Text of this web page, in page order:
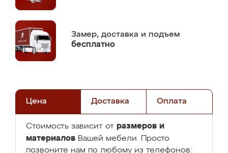
Замер, доставка и подъем
бесплатно
Цена Доставка Оплата
Стоимость зависит от размеров и
материалов Вашей мебели. Просто
позвоните нам по любому из телефонов: